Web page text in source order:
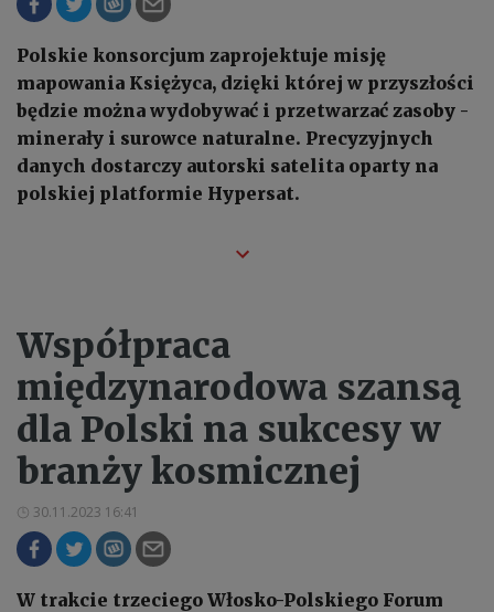
Polskie konsorcjum zaprojektuje misję
mapowania Księżyca, dzięki której w przyszłości
będzie można wydobywać i przetwarzać zasoby -
minerały i surowce naturalne. Precyzyjnych
danych dostarczy autorski satelita oparty na
polskiej platformie Hypersat.
Współpraca
międzynarodowa szansą
dla Polski na sukcesy w
branży kosmicznej
30.11.2023 16:41
W trakcie trzeciego Włosko-Polskiego Forum